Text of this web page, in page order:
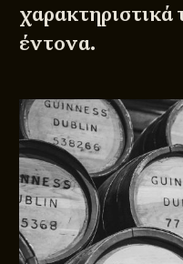
χαρακτηριστικά
έντονα.